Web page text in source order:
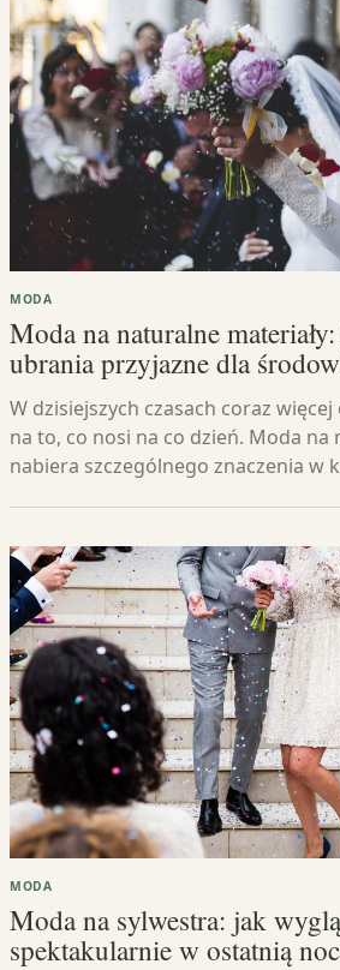
MODA
Moda na naturalne
ubrania przyjazne dla
W dzisiejszych czasach coraz
na to, co nosi na co dzień. Moda na
nabiera szczególnego znaczenia w
MODA
Moda na sylwestra: jak
spektakularnie w ostatnią